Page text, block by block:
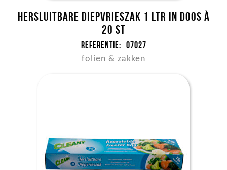
Hersluitbare Diepvrieszak 1 ltr in doos à
20 st
Referentie: 07027
folien & zakken